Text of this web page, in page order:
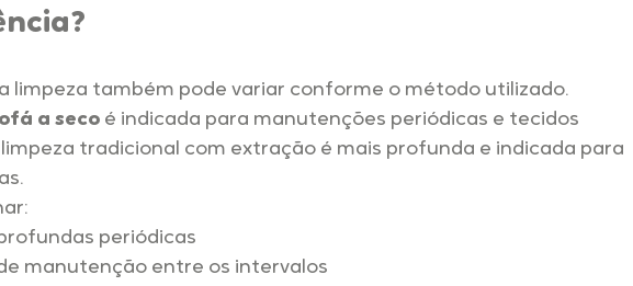
limpeza também pode variar conforme o método utilizado.
a seco é indicada para manutenções periódicas e tecidos
limpeza tradicional com extração é mais profunda e indicada para
periódicas
manutenção entre os intervalos